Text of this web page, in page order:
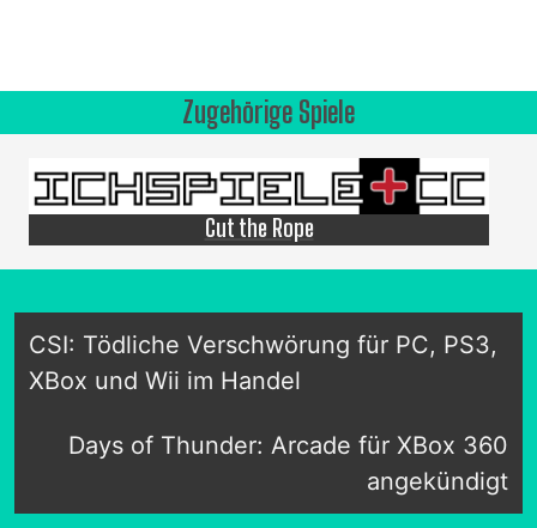
Zugehörige Spiele
Cut the Rope
CSI: Tödliche Verschwörung für PC, PS3,
XBox und Wii im Handel
Days of Thunder: Arcade für XBox 360
angekündigt